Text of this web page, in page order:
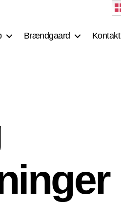
Brændgaard Kontakt